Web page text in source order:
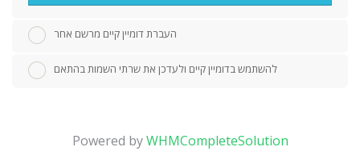
העברת דומיין קיים מרשם אחר
להשתמש בדומיין קיים ולעדכן את שרתי השמות בהתאם
Powered byWHMCompleteSolution